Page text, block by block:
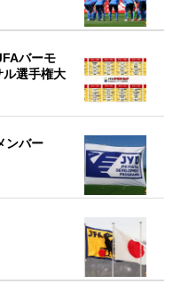
バーモ
ル選手権大
ンバー